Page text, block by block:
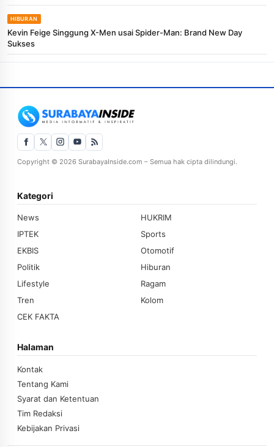
HIBURAN
Kevin Feige Singgung X-Men usai Spider-Man: Brand New Day
Sukses
Copyright © 2026 SurabayaInside.com – Semua hak cipta dilindungi.
Kategori
News
HUKRIM
IPTEK
Sports
EKBIS
Otomotif
Politik
Hiburan
Lifestyle
Ragam
Tren
Kolom
CEK FAKTA
Halaman
Kontak
Tentang Kami
Syarat dan Ketentuan
Tim Redaksi
Kebijakan Privasi